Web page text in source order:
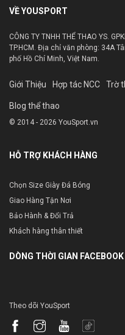
VỀ YOUSPORT
CÔNG TY TNHH THỂ THAO YS.
TP.HCM. Địa chỉ văn phòng: 34A
phố Hồ Chí Minh, Việt Nam.
Giới Thiệu Hợp tác NCC Trờ
Blog thể thao
© 2014 - 2026 YouSport.vn
HỖ TRỢ KHÁCH HÀNG
Chọn Size Giày Đá Bóng
Giao Hàng Tận Nơi
Bảo Hành & Đổi Trả
Khách hàng thân thiết
DÒNG THỜI GIAN FACEBOOK
Theo dõi YouSport